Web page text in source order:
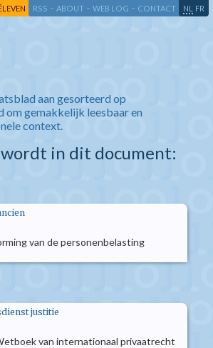
RSS - ABOUT - WEB LOG - CONTACT NL FR
aan gesorteerd op
om gemakkelijk leesbaar en
context.
in dit document:
van de personenbelasting
justitie
van internationaal privaatrecht